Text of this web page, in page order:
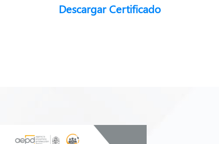
Descargar Certificado